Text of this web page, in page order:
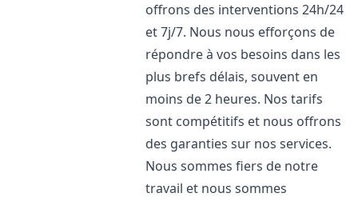
offrons des interventions 24h/24
et 7j/7. Nous nous efforçons de
répondre à vos besoins dans les
plus brefs délais, souvent en
moins de 2 heures. Nos tarifs
sont compétitifs et nous offrons
des garanties sur nos services.
Nous sommes fiers de notre
travail et nous sommes